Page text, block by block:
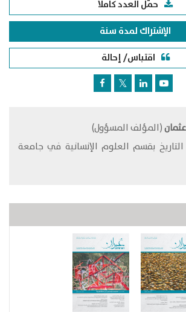
حمّل العدد كاملا
الإشتراك لمدة سنة
اقتباس/ إحالة
(المؤلف المسؤول)
التاريخ بقسم العلوم الإنسانية في جامعة